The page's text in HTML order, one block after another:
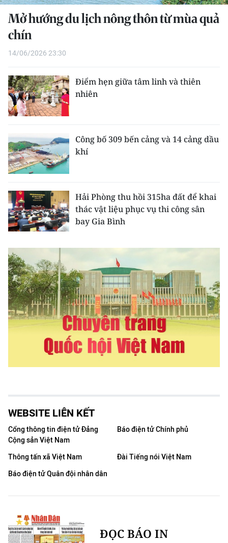
BẠN ĐỌC
KIỂM CHỨNG THÔNG TIN
TRI THỨC CHUYÊN SÂU
54 DÂN TỘC VIỆT NAM
CHƯƠNG TRÌNH OCOP - MỖI XÃ
MỘT SẢN PHẨM
RADIO
MEDIA CENTER
E-Magazine
Video
Media Kinh tế
Media Văn hóa
Media Xã hội
Media Pháp luật
Media Du lịch
Media Y tế
Infographic
Mở hướng du lịch nông thôn từ mùa quả
chín
14/06/2026 23:30
Điểm hẹn giữa tâm linh và thiên
nhiên
Công bố 309 bến cảng và 14 cảng dầu
khí
Hải Phòng thu hồi 315ha đất để khai
thác vật liệu phục vụ thi công sân
bay Gia Bình
WEBSITE LIÊN KẾT
Cổng thông tin điện tử Đảng
Cộng sản Việt Nam
Báo điện tử Chính phủ
Thông tấn xã Việt Nam
Đài Tiếng nói Việt Nam
Báo điện tử Quân đội nhân dân
ĐỌC BÁO IN